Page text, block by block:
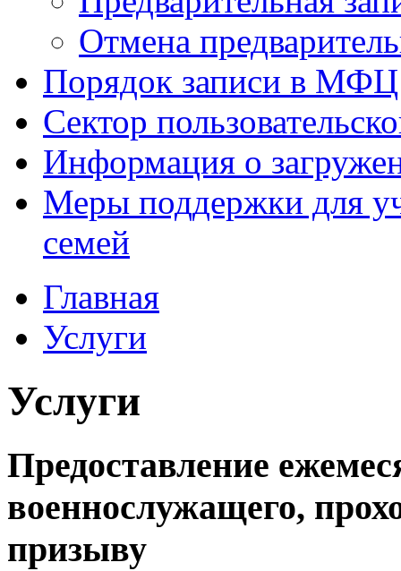
Отмена
Порядок записи в МФЦ
Сектор
Информация о
Меры поддержки для
семей
Главная
Услуги
Услуги
Предоставление
военнослужащего,
призыву